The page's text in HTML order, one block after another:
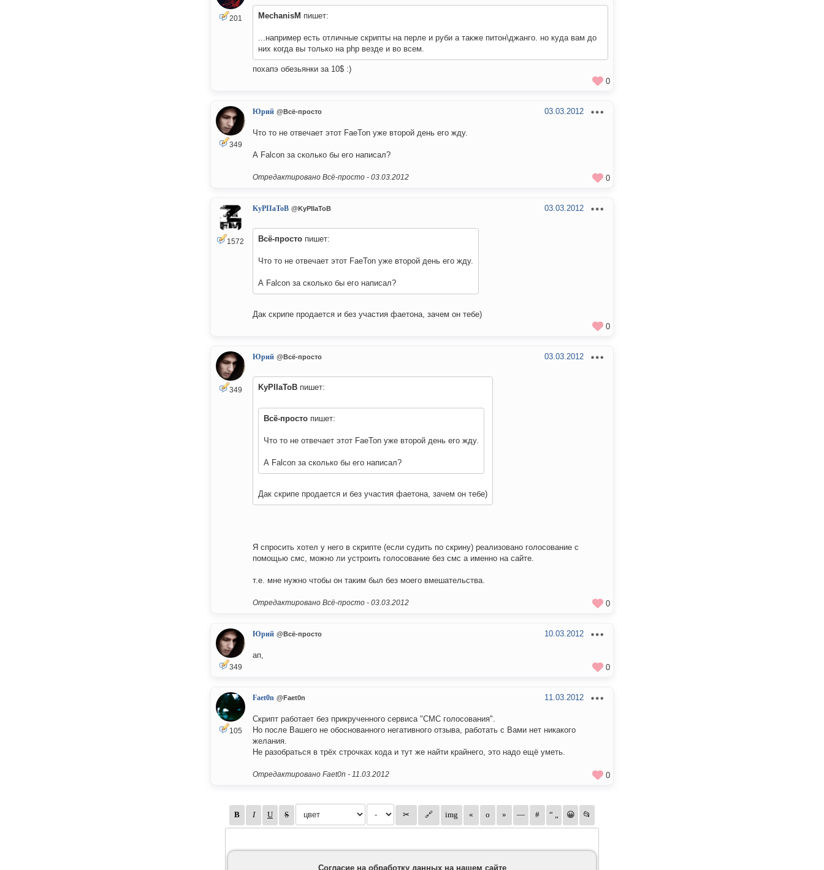
201 MechanisM пишет:
...например есть отличные скрипты на перле и руби а также питон\джанго. но куда вам до
них когда вы только на php везде и во всем.
похапэ обезьянки за 10$ :)
0
349
Юрий @Всё-просто 03.03.2012
Что то не отвечает этот FaeTon уже второй день его жду.
А Falcon за сколько бы его написал?
Отредактировано Всё-просто - 03.03.2012 0
1572
KyPIIaToB @KyPIIaToB 03.03.2012
Всё-просто пишет:
Что то не отвечает этот FaeTon уже второй день его жду.
А Falcon за сколько бы его написал?
Дак скрипе продается и без участия фаетона, зачем он тебе)
0
349
Юрий @Всё-просто 03.03.2012
KyPIIaToB пишет:
Всё-просто пишет:
Что то не отвечает этот FaeTon уже второй день его жду.
А Falcon за сколько бы его написал?
Дак скрипе продается и без участия фаетона, зачем он тебе)
Я спросить хотел у него в скрипте (если судить по скрину) реализовано голосование с
помощью смс, можно ли устроить голосование без смс а именно на сайте.
т.е. мне нужно чтобы он таким был без моего вмешательства.
Отредактировано Всё-просто - 03.03.2012 0
349
Юрий @Всё-просто 10.03.2012
ап,
0
105
Faet0n @Faet0n 11.03.2012
Скрипт работает без прикрученного сервиса "СМС голосования".
Но после Вашего не обоснованного негативного отзыва, работать с Вами нет никакого
желания.
Не разобраться в трёх строчках кода и тут же найти крайнего, это надо ещё уметь.
Отредактировано Faet0n - 11.03.2012 0
Согласие на обработку данных на нашем сайте